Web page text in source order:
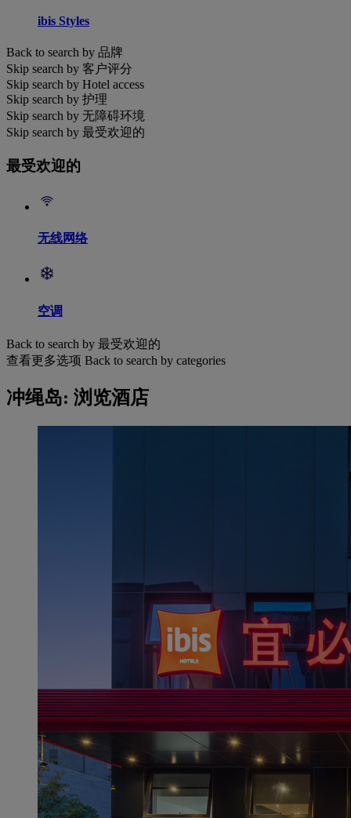
ibis Styles
Back to search by 品牌
Skip search by 客户评分
Skip search by Hotel access
Skip search by 护理
Skip search by 无障碍环境
Skip search by 最受欢迎的
最受欢迎的
无线网络
空调
Back to search by 最受欢迎的
查看更多选项 Back to search by categories
冲绳岛: 浏览酒店